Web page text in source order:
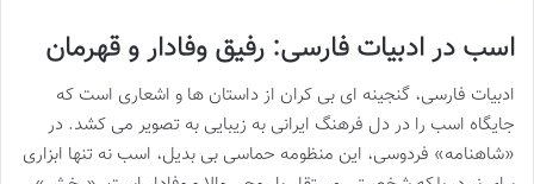
اسب در ادبیات فارسی: رفیق وفادار و قهرمان
ادبیات فارسی، گنجینه ای بی کران از داستان ها و اشعاری است که
جایگاه اسب را در دل فرهنگ ایرانی به زیبایی به تصویر می کشد. در
«شاهنامه» فردوسی، این منظومه حماسی بی بدیل، اسب نه تنها ابزاری